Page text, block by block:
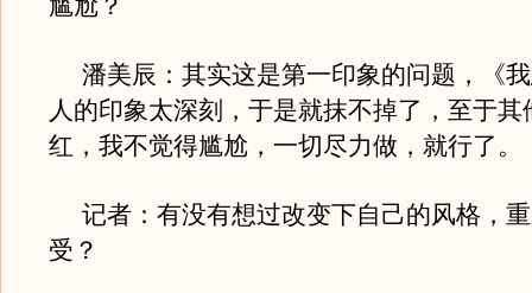
尴尬？
潘美辰：其实这是第一印象的问题，《
人的印象太深刻，于是就抹不掉了，至于其
红，我不觉得尴尬，一切尽力做，就行了。
记者：有没有想过改变下自己的风格，
受？